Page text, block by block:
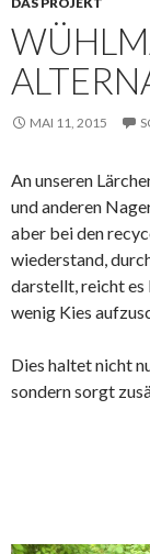
MAI 11, 2015
An unseren
und anderen
aber bei den
wiederstand,
darstellt, reicht es
wenig Kies
Dies haltet nicht
sondern sorgt